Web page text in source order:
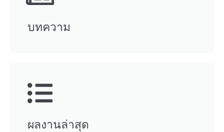
บทความ
ผลงานล่าสุด